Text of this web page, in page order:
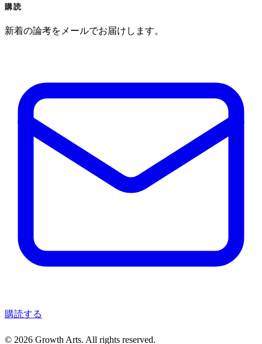
購読
新着の論考をメールでお届けします。
購読する
© 2026 Growth Arts. All rights reserved.